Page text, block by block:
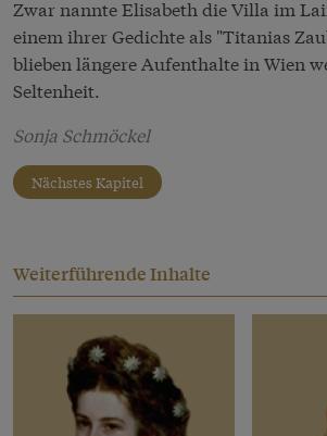
Zwar nannte Elisabeth die Villa im
einem ihrer Gedichte als "Titanias
blieben längere Aufenthalte in Wien
Seltenheit.
Sonja Schmöckel
Nächstes Kapitel
Weiterführende Inhalte